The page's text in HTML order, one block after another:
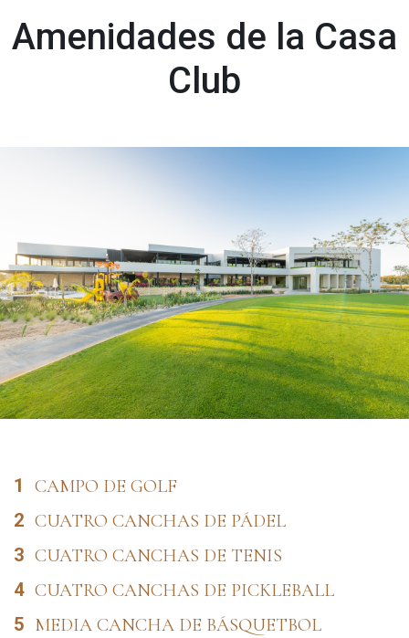
Amenidades de la Casa
Club
1
CAMPO DE GOLF
2 CUATRO CANCHAS DE PÁDEL
3 CUATRO CANCHAS DE TENIS
4 CUATRO CANCHAS DE PICKLEBALL
5 MEDIA CANCHA DE BÁSQUETBOL